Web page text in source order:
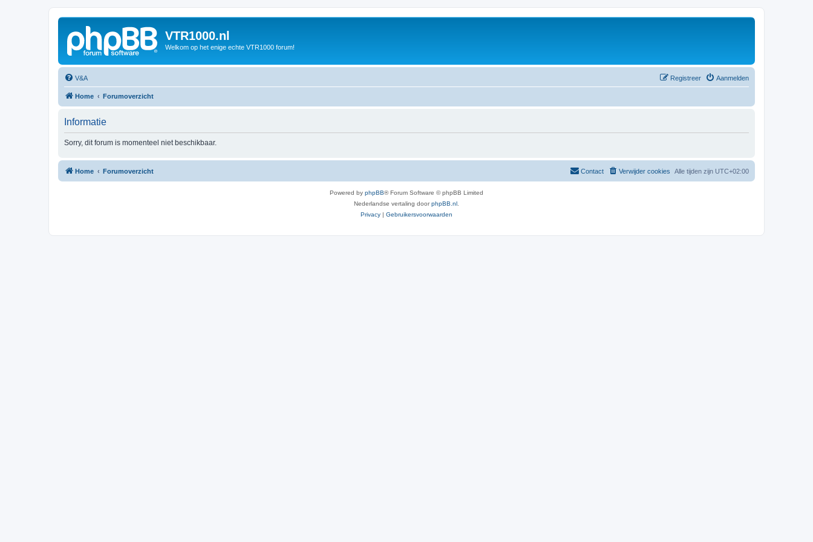
VTR1000.nl
Welkom op het enige echte VTR1000 forum!
V&A Aanmelden
Registreer
Home Forumoverzicht
Informatie
Sorry, dit forum is momenteel niet beschikbaar.
Home Forumoverzicht Alle tijden zijn UTC+02:00
Verwijder cookies
Contact
Powered by phpBB® Forum Software © phpBB Limited
Nederlandse vertaling doorphpBB.nl
Privacy | Gebruikersvoorwaarden